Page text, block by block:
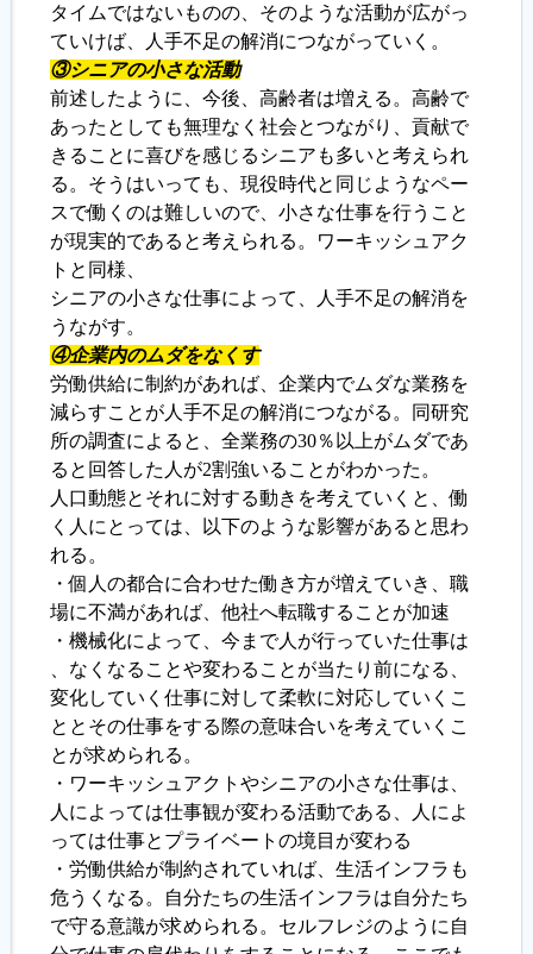
タイムではないものの、そのような活動が広がっ
ていけば、人手不足の解消につながっていく。
③シニアの小さな活動
前述したように、今後、高齢者は増える。高齢で
あったとしても無理なく社会とつながり、貢献で
きることに喜びを感じるシニアも多いと考えられ
る。そうはいっても、現役時代と同じようなペー
スで働くのは難しいので、小さな仕事を行うこと
が現実的であると考えられる。ワーキッシュアク
トと同様、
シニアの小さな仕事によって、人手不足の解消を
うながす。
④企業内のムダをなくす
労働供給に制約があれば、企業内でムダな業務を
減らすことが人手不足の解消につながる。同研究
所の調査によると、全業務の30％以上がムダであ
ると回答した人が2割強いることがわかった。
人口動態とそれに対する動きを考えていくと、働
く人にとっては、以下のような影響があると思わ
れる。
・個人の都合に合わせた働き方が増えていき、職
場に不満があれば、他社へ転職することが加速
・機械化によって、今まで人が行っていた仕事は
、なくなることや変わることが当たり前になる、
変化していく仕事に対して柔軟に対応していくこ
ととその仕事をする際の意味合いを考えていくこ
とが求められる。
・ワーキッシュアクトやシニアの小さな仕事は、
人によっては仕事観が変わる活動である、人によ
っては仕事とプライベートの境目が変わる
・労働供給が制約されていれば、生活インフラも
危うくなる。自分たちの生活インフラは自分たち
で守る意識が求められる。セルフレジのように自